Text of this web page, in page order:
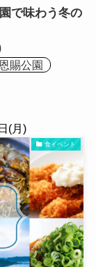
で味わう冬の
賜公園
(月)
食イベント